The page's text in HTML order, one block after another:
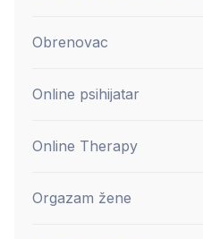
Obrenovac
Online psihijatar
Online Therapy
Orgazam žene